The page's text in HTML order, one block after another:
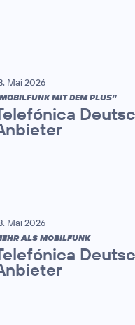
Mai 2026
MIT DEM PLUS”
Mai 2026
ALS MOBILFUNK